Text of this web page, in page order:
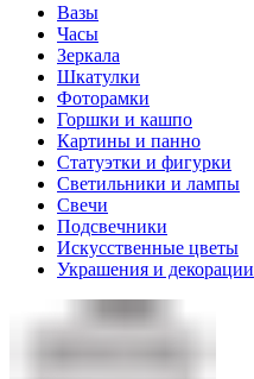
Вазы
Часы
Зеркала
Шкатулки
Фоторамки
Горшки и кашпо
Картины и панно
Статуэтки и фигурки
Светильники и лампы
Свечи
Подсвечники
Искусственные цветы
Украшения и декорации